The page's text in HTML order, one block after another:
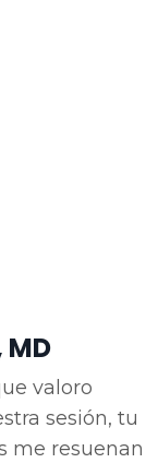
valoro
sesión, tu
me resuenan